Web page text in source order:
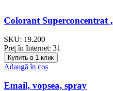
Colorant Superconcentrat
SKU: 19.200
Preț în Internet: 31
Купить в 1 клик
Adaugă în coș
Email, vopsea, spray